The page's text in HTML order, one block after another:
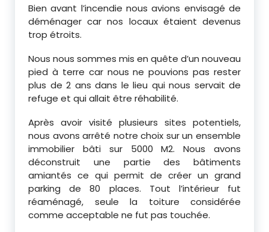
Bien avant l’incendie nous avions envisagé de
déménager car nos locaux étaient devenus
trop étroits.
Nous nous sommes mis en quête d’un nouveau
pied à terre car nous ne pouvions pas rester
plus de 2 ans dans le lieu qui nous servait de
refuge et qui allait être réhabilité.
Après avoir visité plusieurs sites potentiels,
nous avons arrêté notre choix sur un ensemble
immobilier bâti sur 5000 M2. Nous avons
déconstruit une partie des bâtiments
amiantés ce qui permit de créer un grand
parking de 80 places. Tout l’intérieur fut
réaménagé, seule la toiture considérée
comme acceptable ne fut pas touchée.